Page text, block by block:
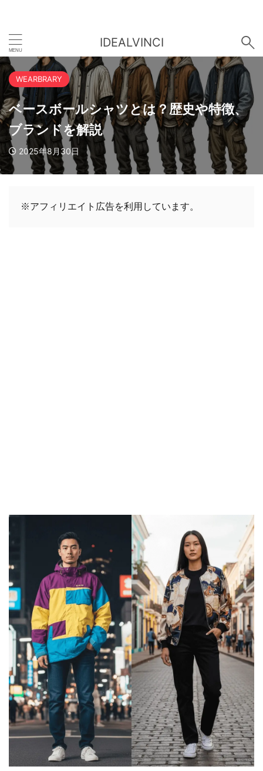
IDEALVINCI
WEARBRARY
ベースボールシャツとは？歴史や特徴、
ブランドを解説
2025年8月30日
※アフィリエイト広告を利用しています。